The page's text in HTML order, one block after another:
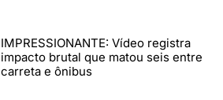
IMPRESSIONANTE: Vídeo registra
impacto brutal que matou seis entre
carreta e ônibus